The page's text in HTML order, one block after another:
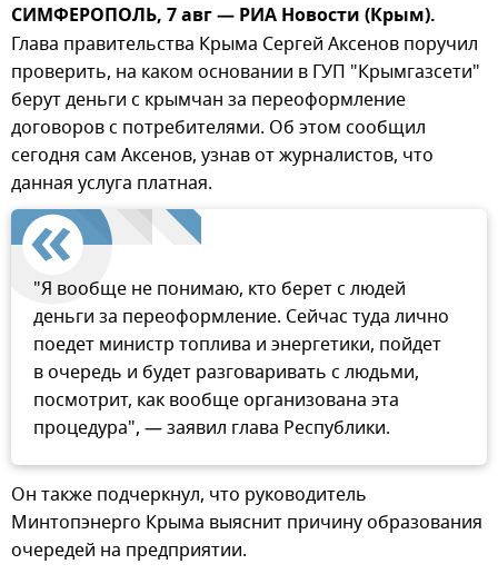
СИМФЕРОПОЛЬ, 7 авг — РИА Новости (Крым).
Глава правительства Крыма Сергей Аксенов поручил
проверить, на каком основании в ГУП "Крымгазсети"
берут деньги с крымчан за переоформление
договоров с потребителями. Об этом сообщил
сегодня сам Аксенов, узнав от журналистов, что
данная услуга платная.
"Я вообще не понимаю, кто берет с людей
деньги за переоформление. Сейчас туда лично
поедет министр топлива и энергетики, пойдет
в очередь и будет разговаривать с людьми,
посмотрит, как вообще организована эта
процедура", — заявил глава Республики.
Он также подчеркнул, что руководитель
Минтопэнерго Крыма выяснит причину образования
очередей на предприятии.